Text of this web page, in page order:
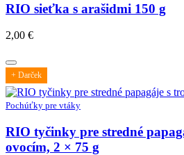
RIO sieťka s arašidmi 150 g
2,00 €
+ Darček
Pochúťky pre vtáky
RIO tyčinky pre stredné
ovocím, 2 × 75 g